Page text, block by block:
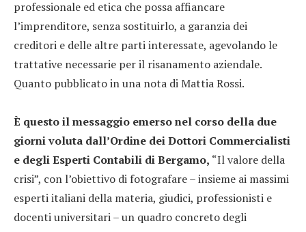
professionale ed etica che possa affiancare
l’imprenditore, senza sostituirlo, a garanzia dei
creditori e delle altre parti interessate, agevolando le
trattative necessarie per il risanamento aziendale.
Quanto pubblicato in una nota di Mattia Rossi.
È questo il messaggio emerso nel corso della due
giorni voluta dall’Ordine dei Dottori Commercialisti
e degli Esperti Contabili di Bergamo, “Il valore della
crisi”, con l’obiettivo di fotografare – insieme ai massimi
esperti italiani della materia, giudici, professionisti e
docenti universitari – un quadro concreto degli